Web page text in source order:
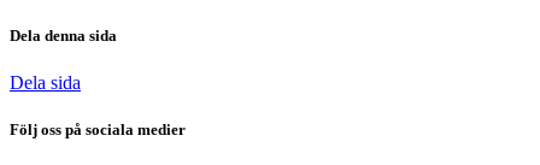
Dela denna sida
Dela sida
Följ oss på sociala medier